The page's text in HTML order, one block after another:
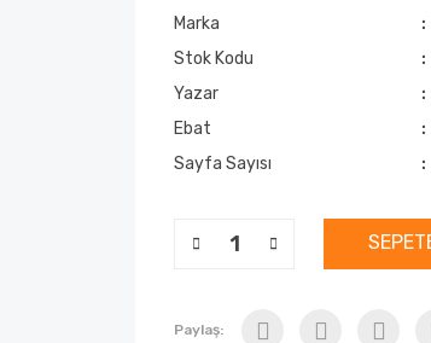
Marka
Stok Kodu
Yazar
Ebat
Sayfa Sayısı
Paylaş: